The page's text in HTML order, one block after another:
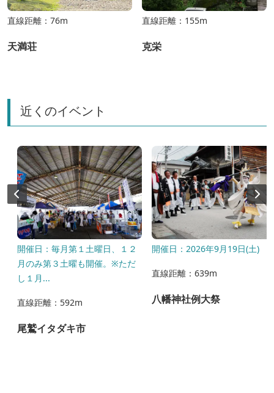
直線距離：76m
天満荘
直線距離：155m
克栄
近くのイベント
開催日：毎月第１土曜日、１２
月のみ第３土曜も開催。※ただ
し１月...
直線距離：592m
尾鷲イタダキ市
開催日：2026年9月19日(土)
直線距離：639m
八幡神社例大祭